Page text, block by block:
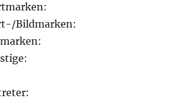
Bildmarken: